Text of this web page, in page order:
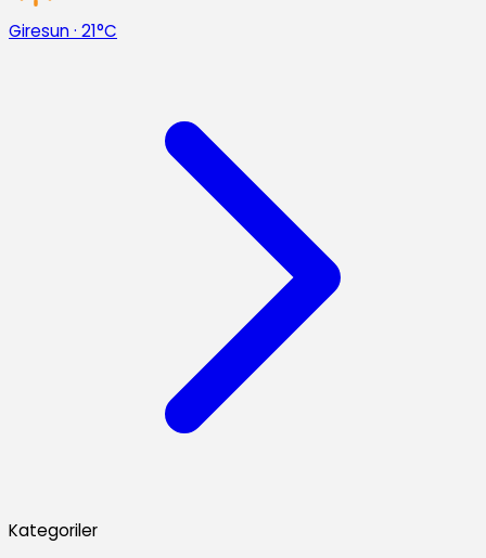
Giresun· 21°C
Kategoriler